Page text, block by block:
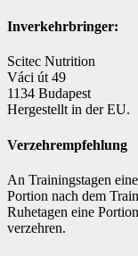
Inverkehrbringer:
Scitec Nutrition
Váci út 49
1134 Budapest
Hergestellt in der EU.
Verzehrempfehlung
An Trainingstagen
Portion nach dem
Ruhetagen eine
verzehren.